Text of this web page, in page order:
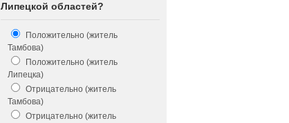
Липецкой областей?
Положительно (житель
Тамбова)
Положительно (житель
Липецка)
Отрицательно (житель
Тамбова)
Отрицательно (житель